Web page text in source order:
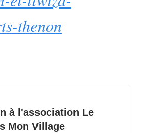
thenon
à l'association Le
Mon Village